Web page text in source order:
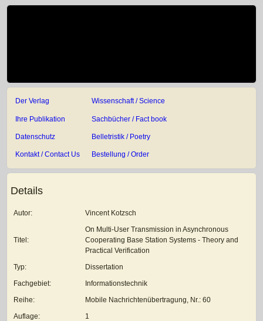
Der Verlag
Ihre Publikation
Datenschutz
Kontakt / Contact Us
Wissenschaft / Science
Sachbücher / Fact book
Belletristik / Poetry
Bestellung / Order
Details
Autor: Vincent Kotzsch
Titel:
On Multi-User Transmission in Asynchronous
Cooperating Base Station Systems - Theory and
Practical Verification
Typ:
Dissertation
Fachgebiet:
Informationstechnik
Reihe:
Mobile Nachrichtenübertragung, Nr.: 60
Auflage:
1